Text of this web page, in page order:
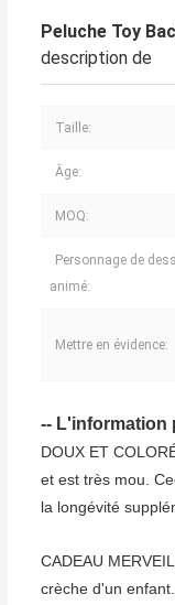
Peluche Toy
description de
Taille:
Âge:
MOQ:
Personnage de
animé:
Mettre en évidence:
-- L'information
DOUX ET
et est très mou.
la longévité
CADEAU
crèche d'un